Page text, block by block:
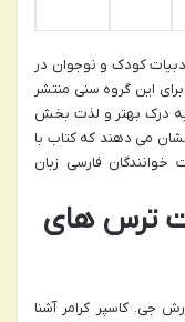
ادبیات کودک و نوجوان در
این گروه سنی منتشر
به درک بهتر و لذت بخش
می دهند که کتاب با
فارسی زبان
ترس های
جی. کاسپر کرامر آشنا